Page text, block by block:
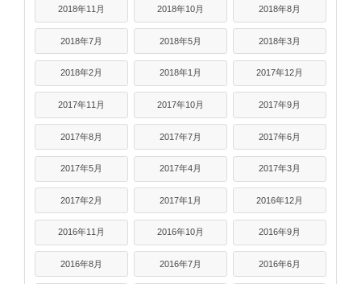
2018年11月 2018年10月 2018年8月
2018年7月 2018年5月 2018年3月
2018年2月 2018年1月 2017年12月
2017年11月 2017年10月 2017年9月
2017年8月 2017年7月 2017年6月
2017年5月 2017年4月 2017年3月
2017年2月 2017年1月 2016年12月
2016年11月 2016年10月 2016年9月
2016年8月 2016年7月 2016年6月